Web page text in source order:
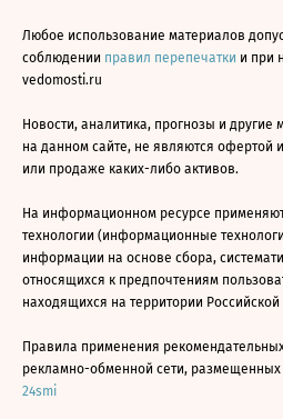
Любое использование материалов
соблюдении правил перепечатки и при
vedomosti.ru
Новости, аналитика, прогнозы и
на данном сайте, не являются офертой
или продаже каких-либо активов.
На информационном ресурсе
технологии (информационные
информации на основе сбора,
относящихся к предпочтениям
находящихся на территории
Правила применения
рекламно-обменной сети, размещенных
24smi